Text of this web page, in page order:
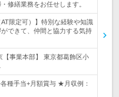
修繕業務をお任せします。
限定可）】特別な経験や知識
できて、仲間と協力する気持
事業本部】 東京都葛飾区小
種手当+月額賞与 ★月収例：